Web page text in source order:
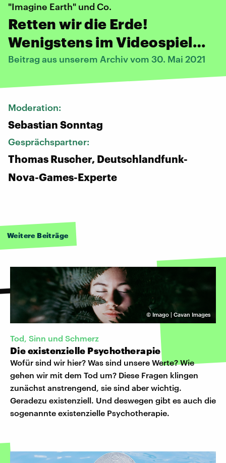
"Imagine Earth" und Co.
Retten wir die Erde!
Wenigstens im Videospiel…
Beitrag aus unserem Archiv vom 30. Mai 2021
Moderation:
Sebastian Sonntag
Gesprächspartner:
Thomas Ruscher, Deutschlandfunk-
Nova-Games-Experte
Weitere Beiträge
© Imago | Cavan Images
Tod, Sinn und Schmerz
Die existenzielle Psychotherapie
Wofür sind wir hier? Was sind unsere Werte? Wie
gehen wir mit dem Tod um? Diese Fragen klingen
zunächst anstrengend, sie sind aber wichtig.
Geradezu existenziell. Und deswegen gibt es auch die
sogenannte existenzielle Psychotherapie.